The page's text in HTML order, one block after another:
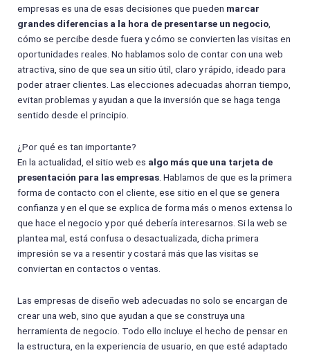
empresas es una de esas decisiones que pueden marcar
grandes diferencias a la hora de presentarse un negocio,
cómo se percibe desde fuera y cómo se convierten las visitas en
oportunidades reales. No hablamos solo de contar con una web
atractiva, sino de que sea un sitio útil, claro y rápido, ideado para
poder atraer clientes. Las elecciones adecuadas ahorran tiempo,
evitan problemas y ayudan a que la inversión que se haga tenga
sentido desde el principio.
¿Por qué es tan importante?
En la actualidad, el sitio web es algo más que una tarjeta de
presentación para las empresas. Hablamos de que es la primera
forma de contacto con el cliente, ese sitio en el que se genera
confianza y en el que se explica de forma más o menos extensa lo
que hace el negocio y por qué debería interesarnos. Si la web se
plantea mal, está confusa o desactualizada, dicha primera
impresión se va a resentir y costará más que las visitas se
conviertan en contactos o ventas.
Las empresas de diseño web adecuadas no solo se encargan de
crear una web, sino que ayudan a que se construya una
herramienta de negocio. Todo ello incluye el hecho de pensar en
la estructura, en la experiencia de usuario, en que esté adaptado